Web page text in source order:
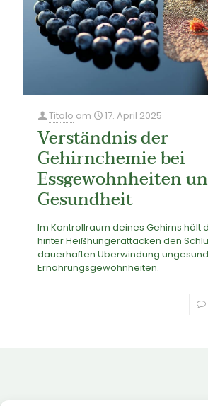
Titolo am 17. April 2025
Verständnis der
Gehirnchemie bei
Essgewohnheiten
Gesundheit
Im Kontrollraum deines Gehirns hält
hinter Heißhungerattacken den
dauerhaften Überwindung
Ernährungsgewohnheiten.